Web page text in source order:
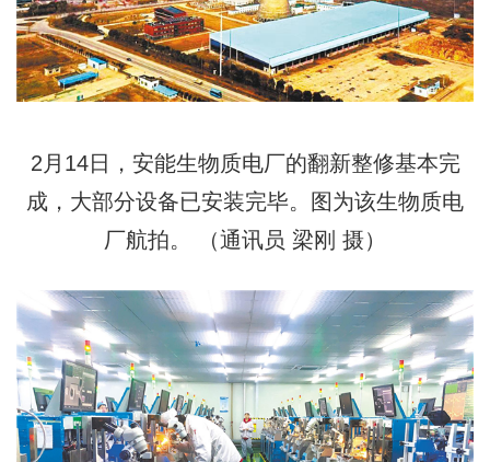
2月14日，安能生物质电厂的翻新整修基本完
成，大部分设备已安装完毕。图为该生物质电
厂航拍。 （通讯员 梁刚 摄）